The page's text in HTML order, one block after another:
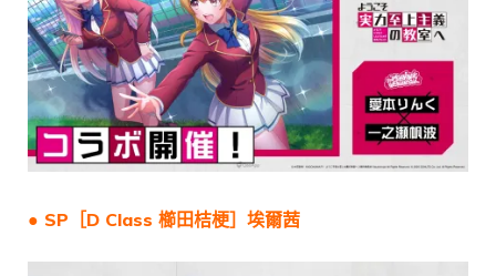
● SP［D Class 櫛田桔梗］埃爾茜